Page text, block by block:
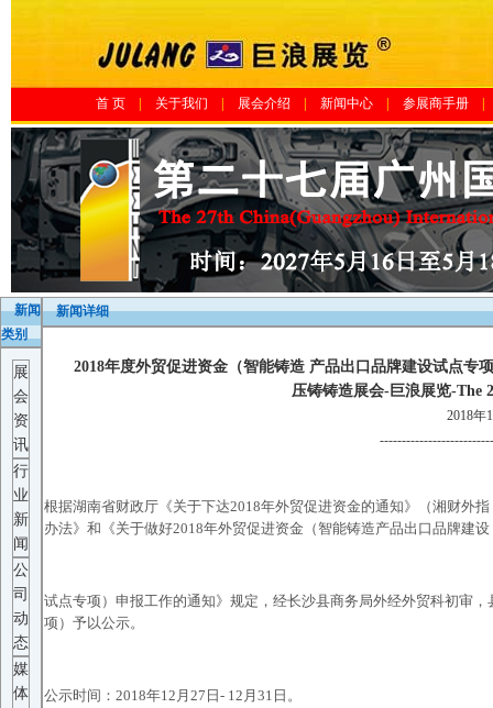
首 页 关于我们 展会介绍 新闻中心 参展商手册
新闻
类别
展
会
资
讯
行
业
新
闻
公
司
动
态
媒
体
新闻详细
2018年度外贸促进资金（智能铸造 产品出口品牌建设试点专
压铸铸造展会-巨浪展览-The
2018年
根据湖南省财政厅《关于下达2018年外贸促进资金的通知》（湘财外
办法》和《关于做好2018年外贸促进资金（智能铸造产品出口品牌建设
试点专项）申报工作的通知》规定，经长沙县商务局外经外贸科初审
项）予以公示。
公示时间：2018年12月27日- 12月31日。